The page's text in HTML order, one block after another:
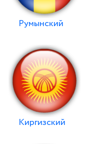
Румынский
Киргизский